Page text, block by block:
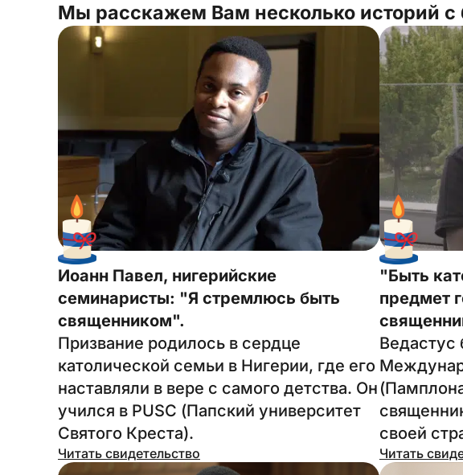
Мы расскажем Вам несколько историй с
Иоанн Павел, нигерийские
семинаристы: "Я стремлюсь быть
священником".
Призвание родилось в сердце
католической семьи в Нигерии, где его
наставляли в вере с самого детства. Он
учился в PUSC (Папский университет
Святого Креста).
Читать свидетельство
"Быть
предмет
Ведастус
своей
Читать